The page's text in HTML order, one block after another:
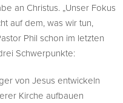
an Christus. „Unser Fokus
auf dem, was wir tun,
Phil schon im letzten
Schwerpunkte:
von Jesus entwickeln
Kirche aufbauen